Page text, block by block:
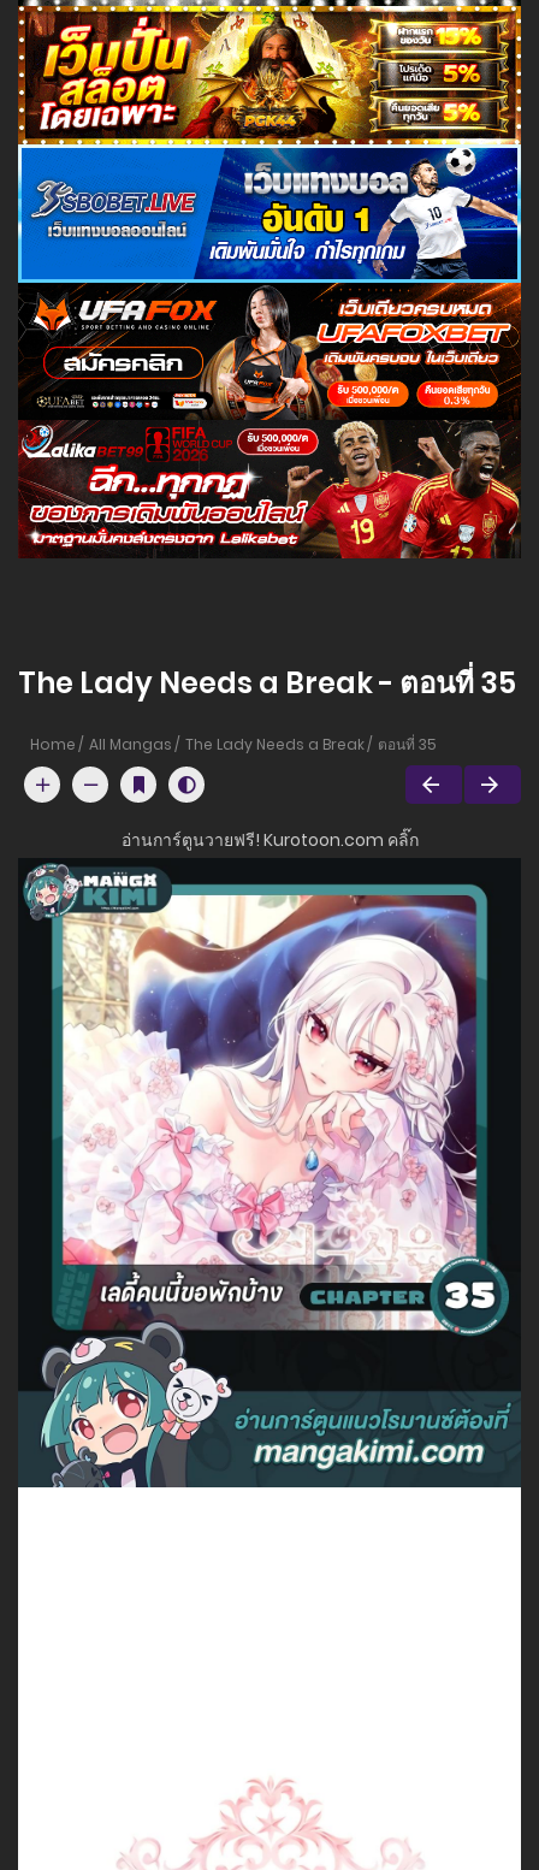
The Lady Needs a Break - ตอนที่ 35
Home All Mangas The Lady Needs a Break ตอนที่ 35
อ่านการ์ตูนวายฟรี! Kurotoon.com คลิ๊ก